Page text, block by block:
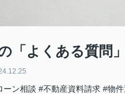
「よくある質問」
ーン相談 #不動産資料請求 #物